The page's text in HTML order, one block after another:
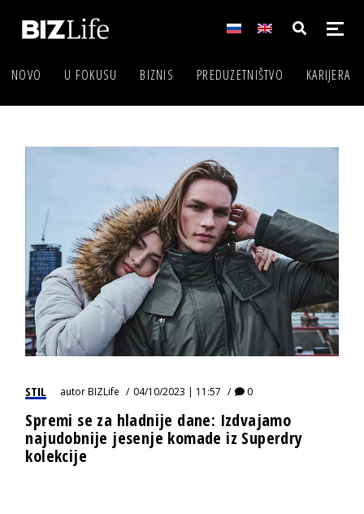
NOVO U FOKUSU BIZNIS PREDUZETNIŠTVO KARIJERA
STIL autorBIZLife 04/10/2023 | 11:57 0
Spremi se za hladnije dane: Izdvajamo
najudobnije jesenje komade iz Superdry
kolekcije